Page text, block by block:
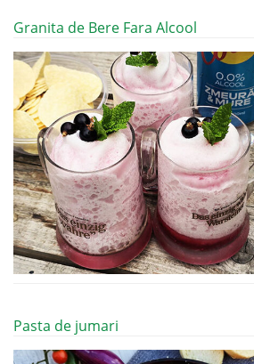
Granita de Bere Fara Alcool
Pasta de jumari